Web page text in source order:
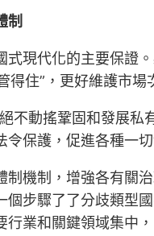
制
式現代化的主要保證
得住”，更好維護市
絕不動搖鞏固和發展
保護，促進各種一
機制，增強各有關
個步驟了了分歧類型
行業和關鍵領域集中